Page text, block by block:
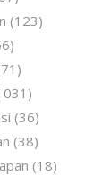
(123)
(36)
(38)
(18)